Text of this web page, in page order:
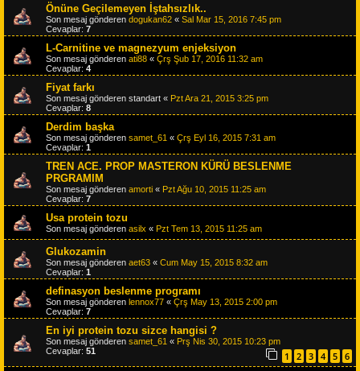
Önüne Geçilemeyen İştahsızlık..
Son mesaj gönderen dogukan62 « Sal Mar 15, 2016 7:45 pm
Cevaplar: 7
L-Carnitine ve magnezyum enjeksiyon
Son mesaj gönderen ati88 « Çrş Şub 17, 2016 11:32 am
Cevaplar: 4
Fiyat farkı
Son mesaj gönderen standart « Pzt Ara 21, 2015 3:25 pm
Cevaplar: 8
Derdim başka
Son mesaj gönderen samet_61 « Çrş Eyl 16, 2015 7:31 am
Cevaplar: 1
TREN ACE. PROP MASTERON KÜRÜ BESLENME
PRGRAMIM
Son mesaj gönderen amorti « Pzt Ağu 10, 2015 11:25 am
Cevaplar: 7
Usa protein tozu
Son mesaj gönderen asilx « Pzt Tem 13, 2015 11:25 am
Glukozamin
Son mesaj gönderen aet63 « Cum May 15, 2015 8:32 am
Cevaplar: 1
definasyon beslenme programı
Son mesaj gönderen lennox77 « Çrş May 13, 2015 2:00 pm
Cevaplar: 7
En iyi protein tozu sizce hangisi ?
Son mesaj gönderen samet_61 « Prş Nis 30, 2015 10:23 pm
Cevaplar: 51 1 2 3 4 5 6